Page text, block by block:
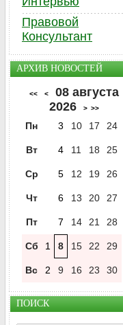
Правовой
Консультант
АРХИВ НОВОСТЕЙ
<< <
08 августа
2026
> >>
Пн 3 10 17 24
Вт 4 11 18 25
Ср 5 12 19 26
Чт 6 13 20 27
Пт 7 14 21 28
Сб 1 8 15 22 29
Вс 2 9 16 23 30
ПОИСК